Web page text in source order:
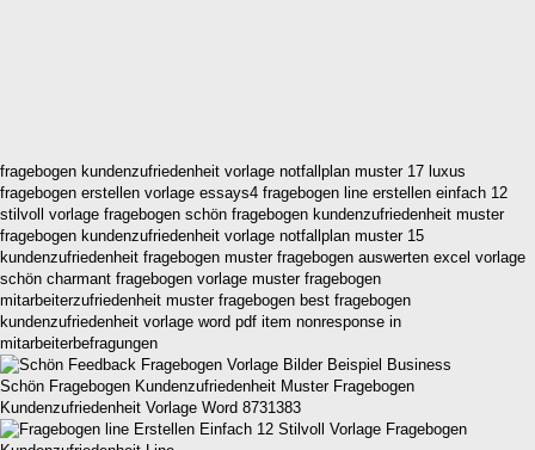
fragebogen kundenzufriedenheit vorlage notfallplan muster 17 luxus
fragebogen erstellen vorlage essays4 fragebogen line erstellen einfach 12
stilvoll vorlage fragebogen schön fragebogen kundenzufriedenheit muster
fragebogen kundenzufriedenheit vorlage notfallplan muster 15
kundenzufriedenheit fragebogen muster fragebogen auswerten excel vorlage
schön charmant fragebogen vorlage muster fragebogen
mitarbeiterzufriedenheit muster fragebogen best fragebogen
kundenzufriedenheit vorlage word pdf item nonresponse in
mitarbeiterbefragungen
Schön Fragebogen Kundenzufriedenheit Muster Fragebogen
Kundenzufriedenheit Vorlage Word 8731383